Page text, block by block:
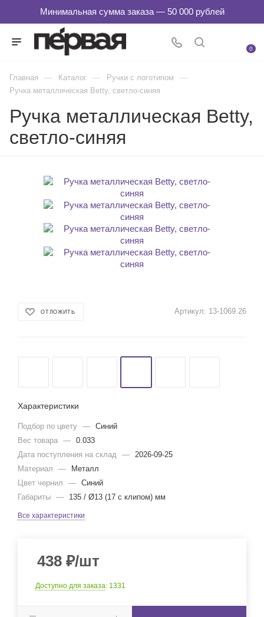
0
Главная — Каталог — Ручки с логотипом —
Ручка металлическая Betty, светло-синяя
Ручка металлическая Betty,
светло-синяя
ОТЛОЖИТЬ Артикул: 13-1069.26
Характеристики
Подбор по цвету — Синий
Вес товара — 0.033
Дата поступления на склад — 2026-09-25
Материал
—
Металл
Цвет чернил
— Синий
Габариты — 135 / Ø13 (17 с клипом) мм
Все характеристики
438 ₽/шт
Доступно для заказа: 1331